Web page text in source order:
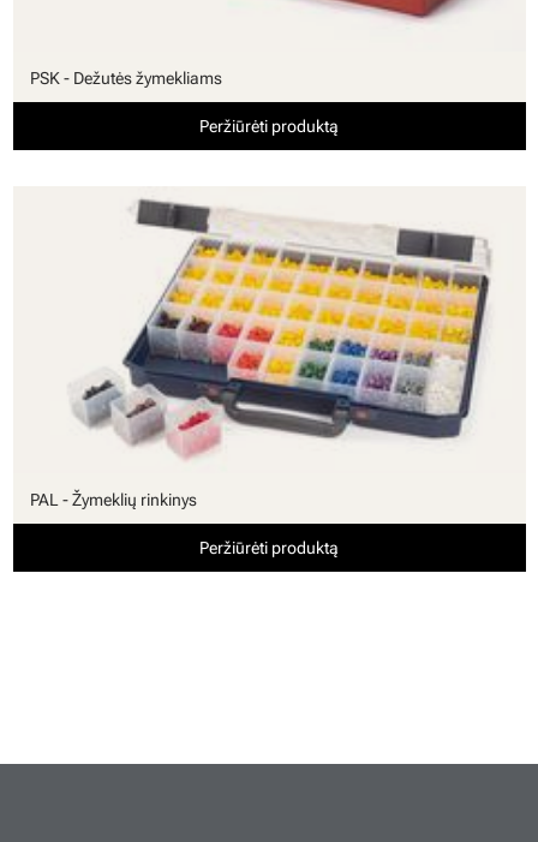
PSK - Dežutės žymekliams
Peržiūrėti produktą
PAL - Žymeklių rinkinys
Peržiūrėti produktą